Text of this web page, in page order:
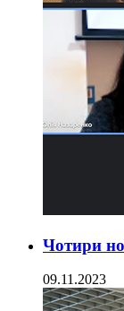
Чотири
09.11.2023